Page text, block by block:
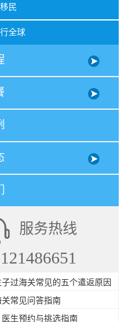
民
全球
服务热线
过海关常见的五个遣返原因
常见问答指南
生预约与挑选指南